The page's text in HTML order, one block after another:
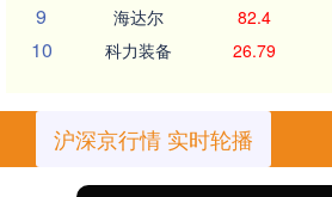
9 海达尔 82.4
10 科力装备 26.79
沪深京行情 实时轮播